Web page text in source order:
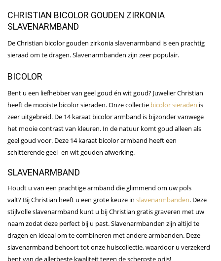
CHRISTIAN BICOLOR GOUDEN ZIRKONIA
SLAVENARMBAND
De Christian bicolor gouden zirkonia slavenarmband is een prachtig
sieraad om te dragen. Slavenarmbanden zijn zeer populair.
BICOLOR
Bent u een liefhebber van geel goud én wit goud? Juwelier Christian
heeft de mooiste bicolor sieraden. Onze collectie bicolor sieraden is
zeer uitgebreid. De 14 karaat bicolor armband is bijzonder vanwege
het mooie contrast van kleuren. In de natuur komt goud alleen als
geel goud voor. Deze 14 karaat bicolor armband heeft een
schitterende geel- en wit gouden afwerking.
SLAVENARMBAND
Houdt u van een prachtige armband die glimmend om uw pols
valt? Bij Christian heeft u een grote keuze in slavenarmbanden. Deze
stijlvolle slavenarmband kunt u bij Christian gratis graveren met uw
naam zodat deze perfect bij u past. Slavenarmbanden zijn altijd te
dragen en ideaal om te combineren met andere armbanden. Deze
slavenarmband behoort tot onze huiscollectie, waardoor u verzekerd
bent van de allerbeste kwaliteit tegen de scherpste prijs!